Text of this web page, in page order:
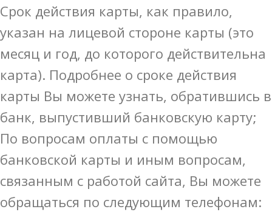
Срок действия карты, как правило,
указан на лицевой стороне карты (это
месяц и год, до которого действительна
карта). Подробнее о сроке действия
карты Вы можете узнать, обратившись в
банк, выпустивший банковскую карту;
По вопросам оплаты с помощью
банковской карты и иным вопросам,
связанным с работой сайта, Вы можете
обращаться по следующим телефонам: